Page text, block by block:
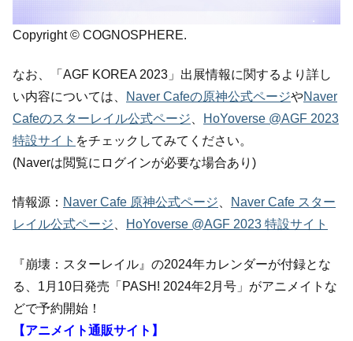
Copyright © COGNOSPHERE.
なお、「AGF KOREA 2023」出展情報に関するより詳し
い内容については、
Naver Cafeの原神公式ページやNaver
Cafeのスターレイル公式ページ
HoYoverse @AGF 2023
特設サイト をチェックしてみてください。
(Naverは閲覧にログインが必要な場合あり)
情報源： Naver Cafe 原神公式ページ
Naver Cafe スター
レイル公式ページ
HoYoverse @AGF 2023 特設サイト
『崩壊：スターレイル』の2024年カレンダーが付録とな
る、1月10日発売「PASH! 2024年2月号」がアニメイトな
どで予約開始！
【アニメイト通販サイト】